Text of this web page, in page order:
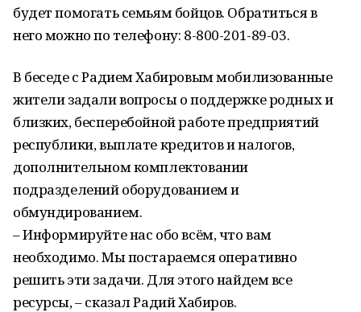
будет помогать семьям бойцов. Обратиться в
него можно по телефону: 8-800-201-89-03.
В беседе с Радием Хабировым мобилизованные
жители задали вопросы о поддержке родных и
близких, бесперебойной работе предприятий
республики, выплате кредитов и налогов,
дополнительном комплектовании
подразделений оборудованием и
обмундированием.
– Информируйте нас обо всём, что вам
необходимо. Мы постараемся оперативно
решить эти задачи. Для этого найдем все
ресурсы, – сказал Радий Хабиров.